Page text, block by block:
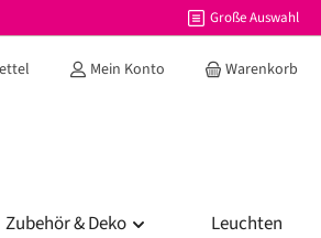
Große Auswahl
Du hast 0 Produkte auf dem Merkzettel
Mein Konto Warenkorb
Zubehör & Deko Leuchten